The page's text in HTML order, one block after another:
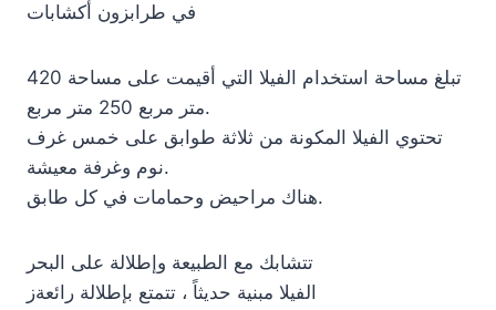
في طرابزون أكشابات
تبلغ مساحة استخدام الفيلا التي أقيمت على مساحة 420
متر مربع 250 متر مربع.
تحتوي الفيلا المكونة من ثلاثة طوابق على خمس غرف
نوم وغرفة معيشة.
هناك مراحيض وحمامات في كل طابق.
تتشابك مع الطبيعة وإطلالة على البحر
الفيلا مبنية حديثاً ، تتمتع بإطلالة رائعةز